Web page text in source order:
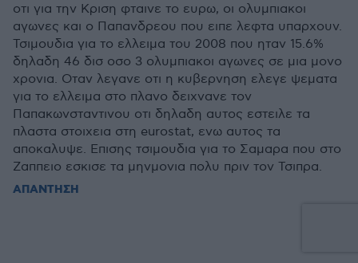
οτι για την Κριση φταινε το ευρω, οι ολυμπιακοι
αγωνες και ο Παπανδρεου που ειπε λεφτα υπαρχουν.
Τσιμουδια για το ελλειμα του 2008 που ηταν 15.6%
δηλαδη 46 δισ οσο 3 ολυμπιακοι αγωνες σε μια μονο
χρονια. Οταν λεγανε οτι η κυβερνηση ελεγε ψεματα
για το ελλειμα στο πλανο δειχνανε τον
Παπακωνσταντινου οτι δηλαδη αυτος εστειλε τα
πλαστα στοιχεια στη eurostat, ενω αυτος τα
αποκαλυψε. Επισης τσιμουδια για το Σαμαρα που στο
Ζαππειο εσκισε τα μηνμονια πολυ πριν τον Τσιπρα.
ΑΠΑΝΤΗΣΗ